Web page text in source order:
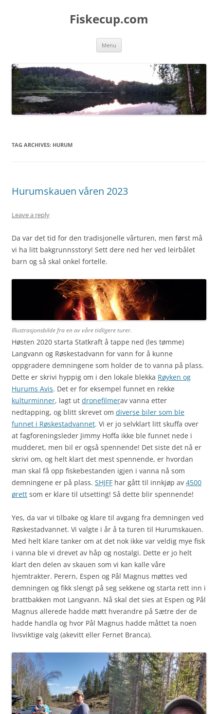
Fiskecup.com
Menu
TAG ARCHIVES: HURUM
Hurumskauen våren 2023
Leave a reply
Da var det tid for den tradisjonelle vårturen, men først må
vi ha litt bakgrunnsstory! Sett dere ned her ved leirbålet
barn og så skal onkel fortelle.
Illustrasjonsbilde fra en av våre tidligere turer.
Høsten 2020 starta Statkraft å tappe ned (les tømme)
Langvann og Røskestadvann for vann for å kunne
oppgradere demningene som holder de to vanna på plass.
Dette er skrivi hyppig om i den lokale blekka Røyken og
Hurums Avis. Det er for eksempel funnet en rekke
kulturminner, lagt ut dronefilmerav vanna etter
nedtapping, og blitt skrevet om diverse biler som ble
funnet i Røskestadvannet. Vi er jo selvklart litt skuffa over
at fagforeningsleder Jimmy Hoffa ikke ble funnet nede i
mudderet, men bil er også spennende! Det siste det nå er
skrivi om, og helt klart det mest spennende, er hvordan
man skal få opp fiskebestanden igjen i vanna nå som
demningene er på plass. SHJFF har gått til innkjøp av 4500
ørett som er klare til utsetting! Så dette blir spennende!
Yes, da var vi tilbake og klare til avgang fra demningen ved
Røskestadvannet. Vi valgte i år å ta turen til Hurumskauen.
Med helt klare tanker om at det nok ikke var veldig mye fisk
i vanna ble vi drevet av håp og nostalgi. Dette er jo helt
klart den delen av skauen som vi kan kalle våre
hjemtrakter. Perern, Espen og Pål Magnus møttes ved
demningen og fikk slengt på seg sekkene og starta rett inn i
brattbakken mot Langvann. Nå skal det sies at Espen og Pål
Magnus allerede hadde møtt hverandre på Sætre der de
hadde handla og hvor Pål Magnus hadde måttet ta noen
livsviktige valg (akevitt eller Fernet Branca).